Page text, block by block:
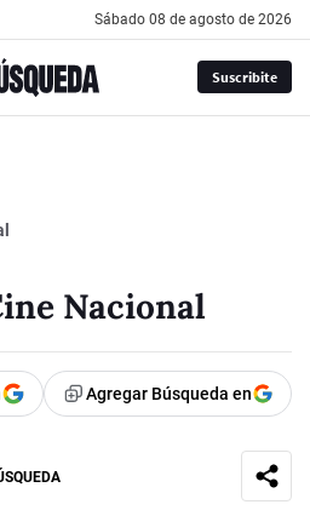
sábado 08 de agosto de 2026
Suscribite
Nacional
Agregar Búsqueda en